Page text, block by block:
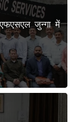
जुन्गा में